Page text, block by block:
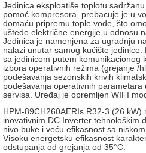
Jedinica eksploatiše toplotu
pomoć kompresora, prebacuje je u
domaću pripremu tople vode, što
uštede električne energije u odnosu
Jedinica je namenjena za ugradnju
nalazi unutar samog kućište
sa jedinicom putem komunikacionog
izbora operativnih režima (grejanje /
podešavanja sezonskih krivih
podešavanja operativnih
servisa. Uređaj je opremljen WIFI
HPM-89CH260AERIs R32-3 (26 kW)
inovativnim DC Inverter tehnološkim
nivo buke i veću efikasnost sa
Visoku energetsku efikasnost
odstupanja od grejanja od 35°C.